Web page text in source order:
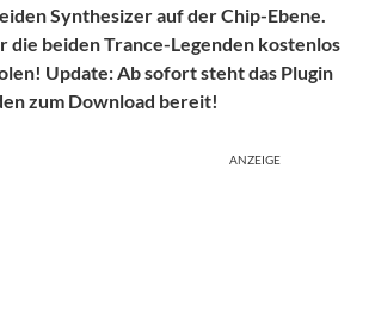
Synthesizer auf der Chip-Ebene.
die beiden Trance-Legenden kostenlos
Update: Ab sofort steht das Plugin
zum Download bereit!
ANZEIGE